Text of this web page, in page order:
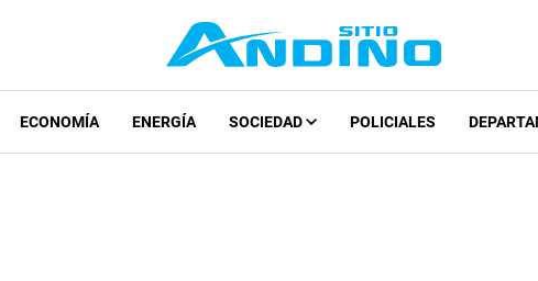
ECONOMÍA ENERGÍA SOCIEDAD POLICIALES